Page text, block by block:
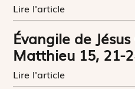
Lire l'article
Évangile de
Matthieu 15, 21-
Lire l'article